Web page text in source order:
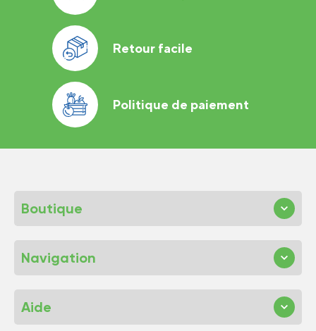
Retour facile
Politique de paiement
Boutique
Navigation
Aide